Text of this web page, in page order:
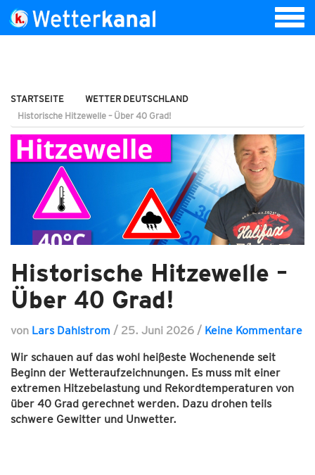
STARTSEITE
WETTER DEUTSCHLAND
Historische Hitzewelle – Über 40 Grad!
Historische Hitzewelle –
Über 40 Grad!
von Lars Dahlstrom / 25. Juni 2026 / Keine Kommentare
Wir schauen auf das wohl heißeste Wochenende seit
Beginn der Wetteraufzeichnungen. Es muss mit einer
extremen Hitzebelastung und Rekordtemperaturen von
über 40 Grad gerechnet werden. Dazu drohen teils
schwere Gewitter und Unwetter.